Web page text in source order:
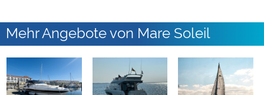
Mehr Angebote von Mare Soleil
Yachthandel GmbH